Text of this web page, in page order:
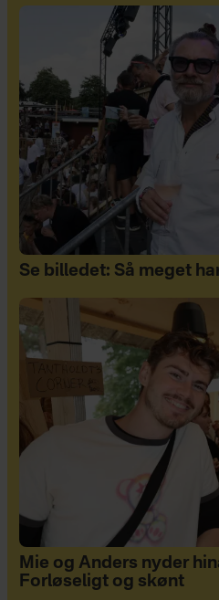
Se billedet: Så meget
Mie og Anders nyder
Forløseligt og skønt